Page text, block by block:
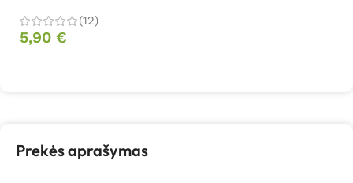
(12)
5,90 €
Prekės aprašymas